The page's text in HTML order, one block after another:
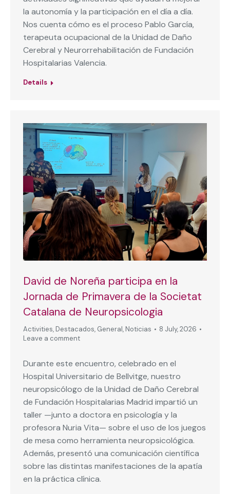
la autonomía y la participación en el día a día.
Nos cuenta cómo es el proceso Pablo García,
terapeuta ocupacional de la Unidad de Daño
Cerebral y Neurorrehabilitación de Fundación
Hospitalarias Valencia.
Details
David de Noreña participa en la
Jornada de Primavera de la Societat
Catalana de Neuropsicologia
Activities, Destacados, General, Noticias
8 July, 2026
Leave a comment
Durante este encuentro, celebrado en el
Hospital Universitario de Bellvitge, nuestro
neuropsicólogo de la Unidad de Daño Cerebral
de Fundación Hospitalarias Madrid impartió un
taller —junto a doctora en psicología y la
profesora Nuria Vita— sobre el uso de los juegos
de mesa como herramienta neuropsicológica.
Además, presentó una comunicación científica
sobre las distintas manifestaciones de la apatía
en la práctica clínica.